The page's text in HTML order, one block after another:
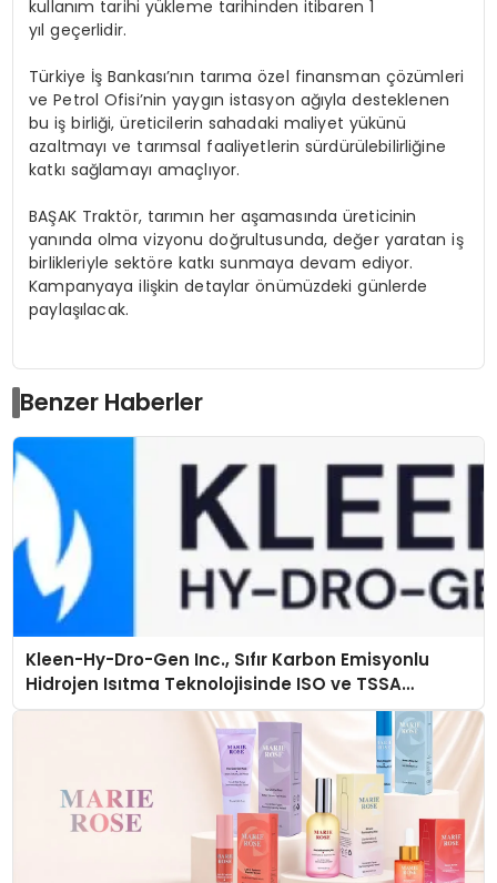
kullanım tarihi yükleme tarihinden itibaren 1
yıl geçerlidir.
Türkiye İş Bankası’nın tarıma özel finansman çözümleri
ve Petrol Ofisi’nin yaygın istasyon ağıyla desteklenen
bu iş birliği, üreticilerin sahadaki maliyet yükünü
azaltmayı ve tarımsal faaliyetlerin sürdürülebilirliğine
katkı sağlamayı amaçlıyor.
BAŞAK Traktör, tarımın her aşamasında üreticinin
yanında olma vizyonu doğrultusunda, değer yaratan iş
birlikleriyle sektöre katkı sunmaya devam ediyor.
Kampanyaya ilişkin detaylar önümüzdeki günlerde
paylaşılacak.
Benzer Haberler
Kleen-Hy-Dro-Gen Inc., Sıfır Karbon Emisyonlu
Hidrojen Isıtma Teknolojisinde ISO ve TSSA
Düzenleyici Onaylarını Aldı